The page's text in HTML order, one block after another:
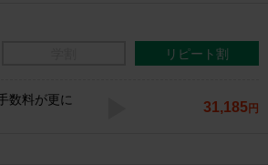
リピート割
数料が更に
31,185円